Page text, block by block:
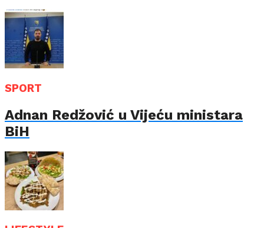
SPORT
Adnan Redžović u Vijeću ministara
BiH